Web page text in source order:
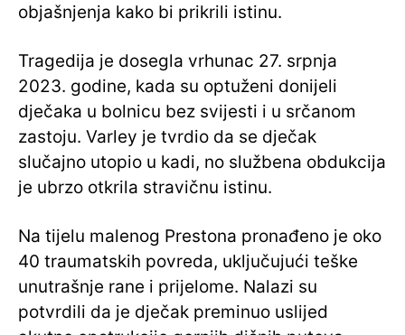
objašnjenja kako bi prikrili istinu.
Tragedija je dosegla vrhunac 27. srpnja
2023. godine, kada su optuženi donijeli
dječaka u bolnicu bez svijesti i u srčanom
zastoju. Varley je tvrdio da se dječak
slučajno utopio u kadi, no službena obdukcija
je ubrzo otkrila stravičnu istinu.
Na tijelu malenog Prestona pronađeno je oko
40 traumatskih povreda, uključujući teške
unutrašnje rane i prijelome. Nalazi su
potvrdili da je dječak preminuo uslijed